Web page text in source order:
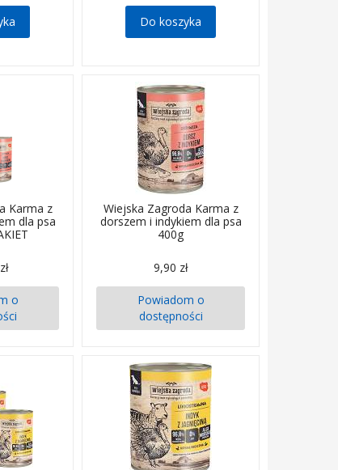
Do koszyka
Karma z
dla psa
o
Wiejska Zagroda Karma z
dorszem i indykiem dla psa
400g
9,90 zł
Powiadom o
dostępności